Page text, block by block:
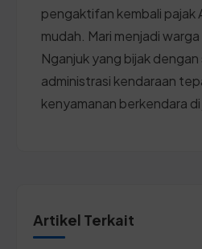
pengaktifan kembali pajak
mudah. Mari menjadi
Nganjuk yang bijak
administrasi kendaraan
kenyamanan berkendara di
Artikel Terkait